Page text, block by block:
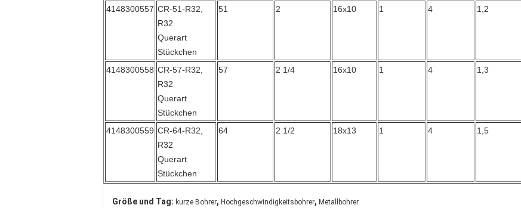
4148300557 CR-51-R32,
R32
Querart
Stückchen
51 2 16x10 1 4 1,2
4148300558 CR-57-R32,
R32
Querart
Stückchen
57 2 1/4 16x10 1 4 1,3
4148300559 CR-64-R32,
R32
Querart
Stückchen
64 2 1/2 18x13 1 4 1,5
Größe und Tag: kurze Bohrer, Hochgeschwindigkeitsbohrer, Metallbohrer